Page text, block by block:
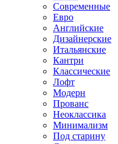
Современные
Евро
Английские
Дизайнерские
Итальянские
Кантри
Классические
Лофт
Модерн
Прованс
Неоклассика
Минимализм
Под старину